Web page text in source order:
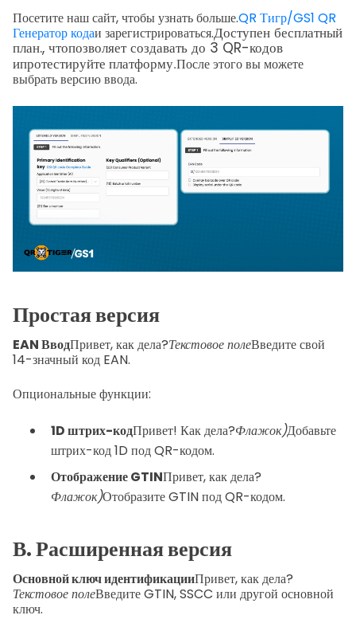
Посетите наш сайт, чтобы узнать больше.QR Тигр/GS1 QR
Генератор кодаи зарегистрироваться.Доступен бесплатный
план., чтопозволяет создавать до 3 QR-кодов
ипротестируйте платформу.После этого вы можете
выбрать версию ввода.
Простая версия
EAN ВводПривет, как дела?Текстовое полеВведите свой
14-значный код EAN.
Опциональные функции:
1D штрих-кодПривет! Как дела?Флажок)Добавьте
штрих-код 1D под QR-кодом.
Отображение GTINПривет, как дела?
Флажок)Отобразите GTIN под QR-кодом.
В. Расширенная версия
Основной ключ идентификацииПривет, как дела?
Текстовое полеВведите GTIN, SSCC или другой основной
ключ.